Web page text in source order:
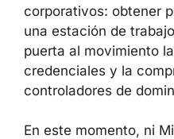
Windows 10 y
posible superficie de
extraordinariamente
CVE-2026-41091
especial para entornos
trabajo de dominio